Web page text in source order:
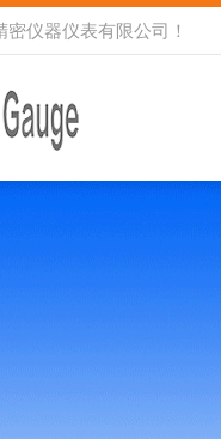
密仪器仪表有限公司 ！